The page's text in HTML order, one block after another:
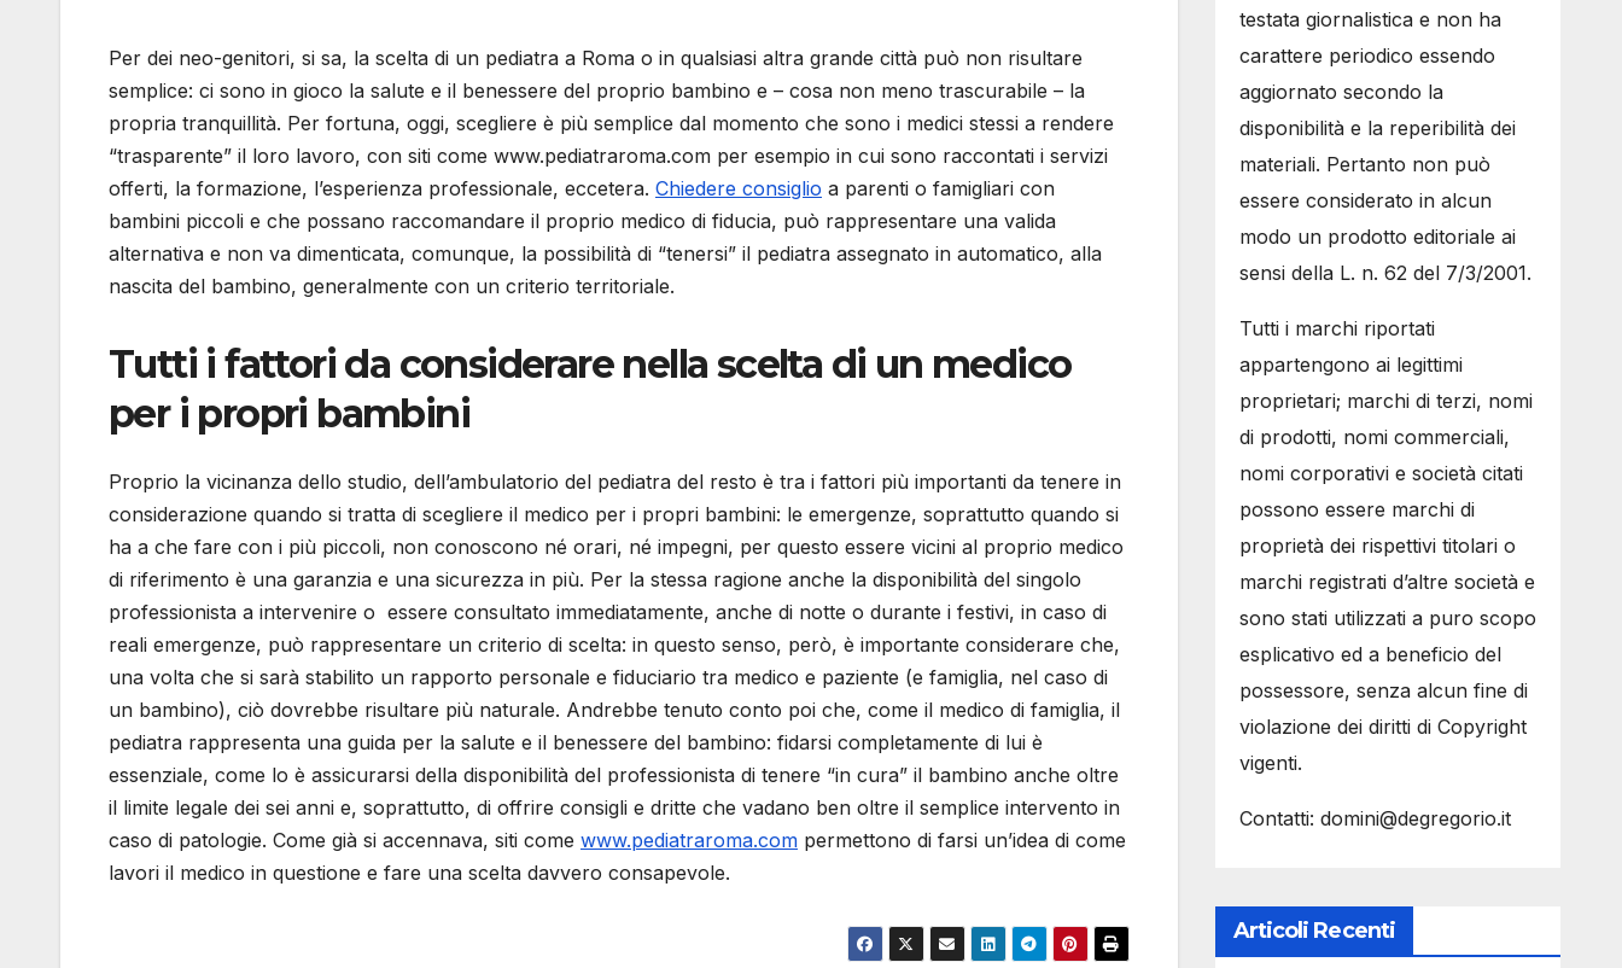
Per dei neo-genitori, si sa, la scelta di un pediatra a Roma o in qualsiasi altra grande città può non risultare
semplice: ci sono in gioco la salute e il benessere del proprio bambino e – cosa non meno trascurabile – la
propria tranquillità. Per fortuna, oggi, scegliere è più semplice dal momento che sono i medici stessi a rendere
“trasparente” il loro lavoro, con siti come www.pediatraroma.com per esempio in cui sono raccontati i servizi
offerti, la formazione, l’esperienza professionale, eccetera. Chiedere consiglio a parenti o famigliari con
bambini piccoli e che possano raccomandare il proprio medico di fiducia, può rappresentare una valida
alternativa e non va dimenticata, comunque, la possibilità di “tenersi” il pediatra assegnato in automatico, alla
nascita del bambino, generalmente con un criterio territoriale.
Tutti i fattori da considerare nella scelta di un medico
per i propri bambini
Proprio la vicinanza dello studio, dell’ambulatorio del pediatra del resto è tra i fattori più importanti da tenere in
considerazione quando si tratta di scegliere il medico per i propri bambini: le emergenze, soprattutto quando si
ha a che fare con i più piccoli, non conoscono né orari, né impegni, per questo essere vicini al proprio medico
di riferimento è una garanzia e una sicurezza in più. Per la stessa ragione anche la disponibilità del singolo
professionista a intervenire o essere consultato immediatamente, anche di notte o durante i festivi, in caso di
reali emergenze, può rappresentare un criterio di scelta: in questo senso, però, è importante considerare che,
una volta che si sarà stabilito un rapporto personale e fiduciario tra medico e paziente (e famiglia, nel caso di
un bambino), ciò dovrebbe risultare più naturale. Andrebbe tenuto conto poi che, come il medico di famiglia, il
pediatra rappresenta una guida per la salute e il benessere del bambino: fidarsi completamente di lui è
essenziale, come lo è assicurarsi della disponibilità del professionista di tenere “in cura” il bambino anche oltre
il limite legale dei sei anni e, soprattutto, di offrire consigli e dritte che vadano ben oltre il semplice intervento in
caso di patologie. Come già si accennava, siti come www.pediatraroma.com permettono di farsi un’idea di come
lavori il medico in questione e fare una scelta davvero consapevole.
testata giornalistica e non ha
carattere periodico essendo
aggiornato secondo la
disponibilità e la reperibilità dei
materiali. Pertanto non può
essere considerato in alcun
modo un prodotto editoriale ai
sensi della L. n. 62 del 7/3/2001.
Tutti i marchi riportati
appartengono ai legittimi
proprietari; marchi di terzi, nomi
di prodotti, nomi commerciali,
nomi corporativi e società citati
possono essere marchi di
proprietà dei rispettivi titolari o
marchi registrati d’altre società e
sono stati utilizzati a puro scopo
esplicativo ed a beneficio del
possessore, senza alcun fine di
violazione dei diritti di Copyright
vigenti.
Contatti: domini@degregorio.it
Articoli Recenti